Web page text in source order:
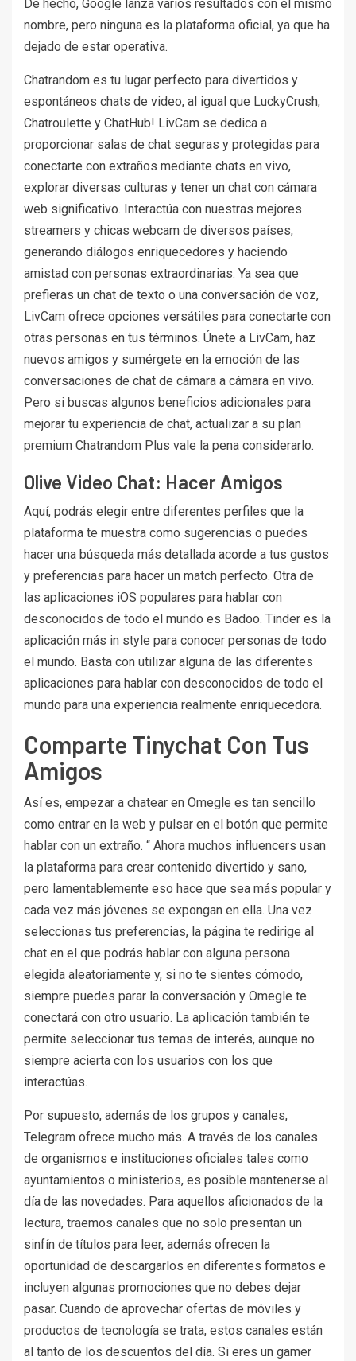
De hecho, Google lanza varios resultados con el mismo
nombre, pero ninguna es la plataforma oficial, ya que ha
dejado de estar operativa.
Chatrandom es tu lugar perfecto para divertidos y
espontáneos chats de video, al igual que LuckyCrush,
Chatroulette y ChatHub! LivCam se dedica a
proporcionar salas de chat seguras y protegidas para
conectarte con extraños mediante chats en vivo,
explorar diversas culturas y tener un chat con cámara
web significativo. Interactúa con nuestras mejores
streamers y chicas webcam de diversos países,
generando diálogos enriquecedores y haciendo
amistad con personas extraordinarias. Ya sea que
prefieras un chat de texto o una conversación de voz,
LivCam ofrece opciones versátiles para conectarte con
otras personas en tus términos. Únete a LivCam, haz
nuevos amigos y sumérgete en la emoción de las
conversaciones de chat de cámara a cámara en vivo.
Pero si buscas algunos beneficios adicionales para
mejorar tu experiencia de chat, actualizar a su plan
premium Chatrandom Plus vale la pena considerarlo.
Olive Video Chat: Hacer Amigos
Aquí, podrás elegir entre diferentes perfiles que la
plataforma te muestra como sugerencias o puedes
hacer una búsqueda más detallada acorde a tus gustos
y preferencias para hacer un match perfecto. Otra de
las aplicaciones iOS populares para hablar con
desconocidos de todo el mundo es Badoo. Tinder es la
aplicación más in style para conocer personas de todo
el mundo. Basta con utilizar alguna de las diferentes
aplicaciones para hablar con desconocidos de todo el
mundo para una experiencia realmente enriquecedora.
Comparte Tinychat Con Tus
Amigos
Así es, empezar a chatear en Omegle es tan sencillo
como entrar en la web y pulsar en el botón que permite
hablar con un extraño. “ Ahora muchos influencers usan
la plataforma para crear contenido divertido y sano,
pero lamentablemente eso hace que sea más popular y
cada vez más jóvenes se expongan en ella. Una vez
seleccionas tus preferencias, la página te redirige al
chat en el que podrás hablar con alguna persona
elegida aleatoriamente y, si no te sientes cómodo,
siempre puedes parar la conversación y Omegle te
conectará con otro usuario. La aplicación también te
permite seleccionar tus temas de interés, aunque no
siempre acierta con los usuarios con los que
interactúas.
Por supuesto, además de los grupos y canales,
Telegram ofrece mucho más. A través de los canales
de organismos e instituciones oficiales tales como
ayuntamientos o ministerios, es posible mantenerse al
día de las novedades. Para aquellos aficionados de la
lectura, traemos canales que no solo presentan un
sinfín de títulos para leer, además ofrecen la
oportunidad de descargarlos en diferentes formatos e
incluyen algunas promociones que no debes dejar
pasar. Cuando de aprovechar ofertas de móviles y
productos de tecnología se trata, estos canales están
al tanto de los descuentos del día. Si eres un gamer